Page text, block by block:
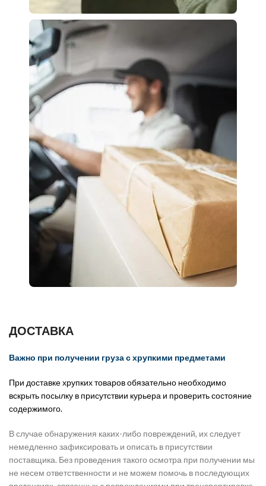
ДОСТАВКА
Важно при получении груза с хрупкими предметами
При доставке хрупких товаров обязательно необходимо
вскрыть посылку в присутствии курьера и проверить состояние
содержимого.
В случае обнаружения каких-либо повреждений, их следует
немедленно зафиксировать и описать в присутствии
поставщика. Без проведения такого осмотра при получении мы
не несем ответственности и не можем помочь в последующих